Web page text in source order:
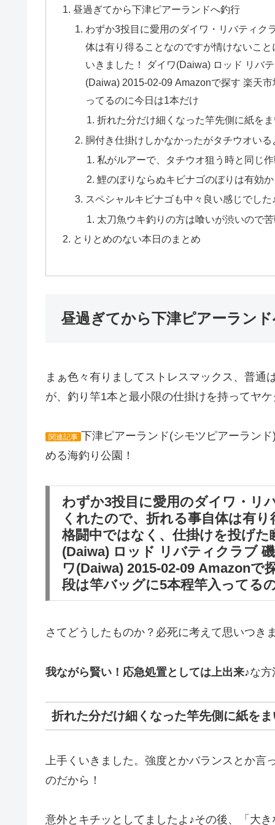
昼過ぎてから下津ピアーランドへ釣行
わずか3投目に愛用のダイワ・リバティク
体は有り得ることなのですが情けないこ
いきました！ ダイワ(Daiwa) ロッド リバ
(Daiwa) 2015-02-09 Amazonで探す 楽天
ってるのに今日は1本だけ
折れた分だけ細くなった竿先側に紙を
胴付き仕掛けしかなかったがタチウオい
私がルアーで、タチウオ狙う時と同じ
鯉のぼりならぬキビナゴのぼりは有効
スペシャルキビナゴも中々良い感じでした
太刀魚ウキ釣りの方は喰いが渋いので
とりとめのない本日のまとめ
昼過ぎてから下津ピアーラン
まぁ色々有りましてストレスマックス、普
が、釣り竿1本と最小限の仕掛けを持ってヤ
関連記事 下津ピアーランド(シモツピアーラン
める海釣り公園！
わずか3投目に愛用のダイワ・リ
くれたので、折れる事自体は有
格闘中ではなく、仕掛けを投げ
(Daiwa) ロッド リバティクラブ
ワ(Daiwa) 2015-02-09 Amazonで
段は竿バッグに5本程竿入ってる
さてどうしたものか？必死に考えて思いつき
我ながら賢い！応急処置としては上出来♪な方
折れた分だけ細くなった竿先側に紙を
上手くいきました。強度とかバランスとか
のだから！
意外とキチッとしてましたよ♪その後、「大